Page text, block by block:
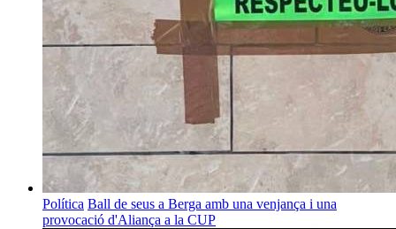
Política Ball de seus a Berga amb una venjança i una
provocació d'Aliança a la CUP